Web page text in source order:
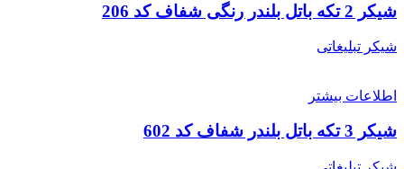
شیکر 2 تکه باتل بلندر رنگی شفاف کد 206
شیکر تبلیغاتی
اطلاعات بیشتر
شیکر 3 تکه باتل بلندر شفاف کد 602